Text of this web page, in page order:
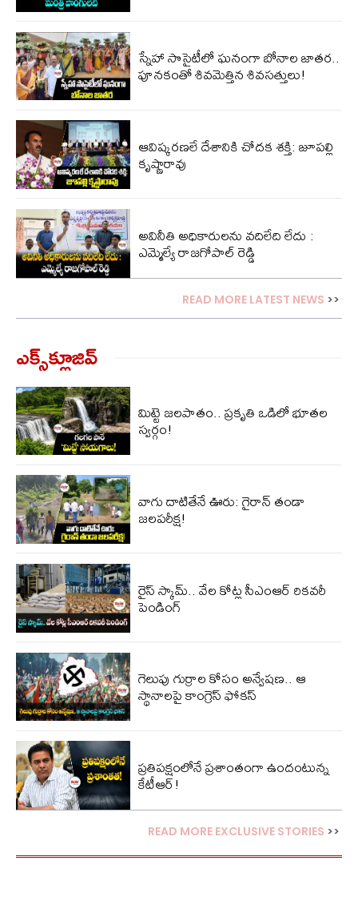
స్నేహా సొసైటీలో ఘనంగా బోనాల జాతర..
పూనకంతో శివమెత్తిన శివసత్తులు!
ఆవిష్కరణలే దేశానికి చోదక శక్తి: జూపల్లి
కృష్ణారావు
అవినీతి అధికారులను వదిలేది లేదు :
ఎమ్మెల్యే రాజగోపాల్ రెడ్డి
READ MORE LATEST NEWS >>
ఎక్స్‌క్లూజివ్‌
మిట్టె జలపాతం.. ప్రకృతి ఒడిలో భూతల
స్వర్గం!
వాగు దాటితేనే ఊరు: గైరాన్ తండా
జలపరీక్ష!
రైస్ స్కామ్.. వేల కోట్ల‌ సీఎంఆర్ రికవరీ
పెండింగ్
గెలుపు గుర్రాల కోసం అన్వేషణ.. ఆ
స్థానాలపై కాంగ్రెస్ ఫోకస్
ప్ర‌తిప‌క్షంలోనే ప్ర‌శాంతంగా ఉందంటున్న
కేటీఆర్!
READ MORE EXCLUSIVE STORIES >>